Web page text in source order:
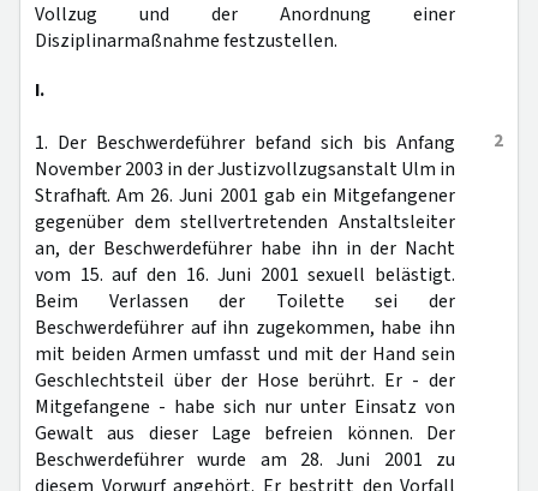
Vollzug und der Anordnung einer
Disziplinarmaßnahme festzustellen.
I.
2
1. Der Beschwerdeführer befand sich bis Anfang
November 2003 in der Justizvollzugsanstalt Ulm in
Strafhaft. Am 26. Juni 2001 gab ein Mitgefangener
gegenüber dem stellvertretenden Anstaltsleiter
an, der Beschwerdeführer habe ihn in der Nacht
vom 15. auf den 16. Juni 2001 sexuell belästigt.
Beim Verlassen der Toilette sei der
Beschwerdeführer auf ihn zugekommen, habe ihn
mit beiden Armen umfasst und mit der Hand sein
Geschlechtsteil über der Hose berührt. Er - der
Mitgefangene - habe sich nur unter Einsatz von
Gewalt aus dieser Lage befreien können. Der
Beschwerdeführer wurde am 28. Juni 2001 zu